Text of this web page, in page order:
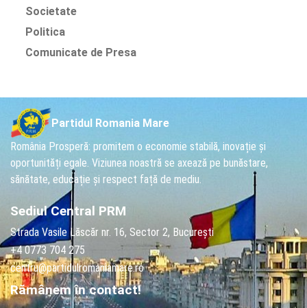
Societate
Politica
Comunicate de Presa
Partidul Romania Mare
România Prosperă: promitem o economie stabilă, inovație și
oportunități egale. Viziunea noastră se axează pe bunăstare,
sănătate, educație și respect față de mediu.
Sediul Central PRM
Strada Vasile Lăscăr nr. 16, Sector 2, București
+4 0773 704 275
centru@partidulromaniamare.ro
Rămânem în contact!